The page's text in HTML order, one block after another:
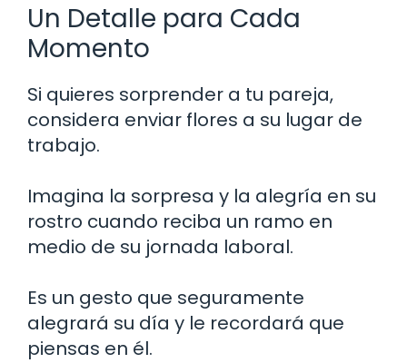
Un Detalle para Cada
Momento
Si quieres sorprender a tu pareja,
considera enviar flores a su lugar de
trabajo.
Imagina la sorpresa y la alegría en su
rostro cuando reciba un ramo en
medio de su jornada laboral.
Es un gesto que seguramente
alegrará su día y le recordará que
piensas en él.